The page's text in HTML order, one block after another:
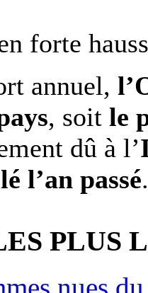
forte
annuel,
, soit le
dû à l’
l’an passé.
PLUS
nues